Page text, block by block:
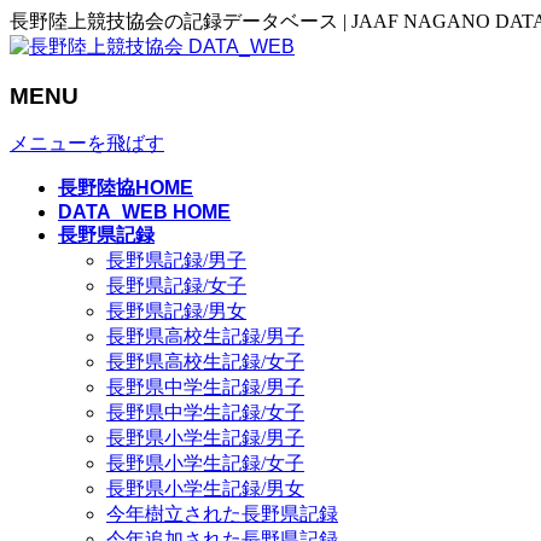
長野陸上競技協会の記録データベース | JAAF NAGANO
MENU
メニューを飛ばす
長野陸協HOME
DATA_WEB HOME
長野県記録
長野県記録/男子
長野県記録/女子
長野県記録/男女
長野県高校生記録/男子
長野県高校生記録/女子
長野県中学生記録/男子
長野県中学生記録/女子
長野県小学生記録/男子
長野県小学生記録/女子
長野県小学生記録/男女
今年樹立された長野県記録